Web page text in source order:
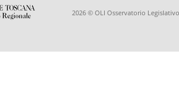
2026 © OLI Osservatorio